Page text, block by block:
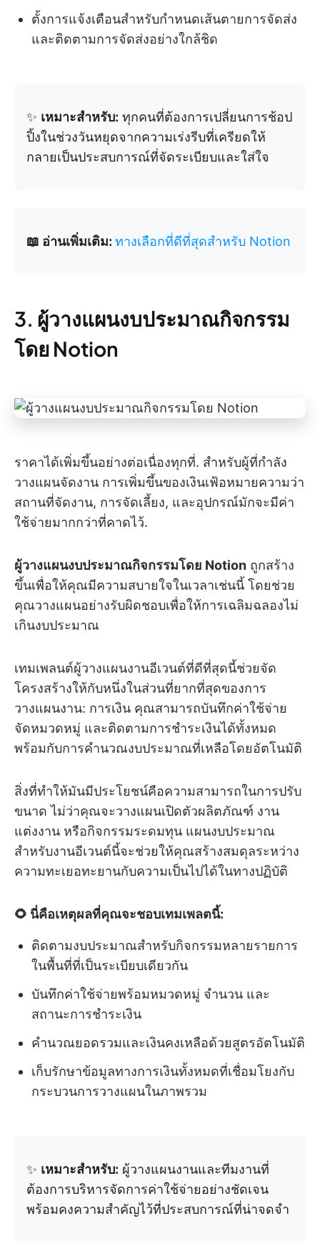
ตั้งการแจ้งเตือนสำหรับกำหนดเส้นตายการจัดส่ง
และติดตามการจัดส่งอย่างใกล้ชิด
✨ เหมาะสำหรับ: ทุกคนที่ต้องการเปลี่ยนการช้อป
ปิ้งในช่วงวันหยุดจากความเร่งรีบที่เครียดให้
กลายเป็นประสบการณ์ที่จัดระเบียบและใส่ใจ
📖 อ่านเพิ่มเติม: ทางเลือกที่ดีที่สุดสำหรับ Notion
3. ผู้วางแผนงบประมาณกิจกรรม
โดย Notion
ราคาได้เพิ่มขึ้นอย่างต่อเนื่องทุกที่. สำหรับผู้ที่กำลัง
วางแผนจัดงาน การเพิ่มขึ้นของเงินเฟ้อหมายความว่า
สถานที่จัดงาน, การจัดเลี้ยง, และอุปกรณ์มักจะมีค่า
ใช้จ่ายมากกว่าที่คาดไว้.
ผู้วางแผนงบประมาณกิจกรรมโดย Notion ถูกสร้าง
ขึ้นเพื่อให้คุณมีความสบายใจในเวลาเช่นนี้ โดยช่วย
คุณวางแผนอย่างรับผิดชอบเพื่อให้การเฉลิมฉลองไม่
เกินงบประมาณ
เทมเพลนต์ผู้วางแผนงานอีเวนต์ที่ดีที่สุดนี้ช่วยจัด
โครงสร้างให้กับหนึ่งในส่วนที่ยากที่สุดของการ
วางแผนงาน: การเงิน คุณสามารถบันทึกค่าใช้จ่าย
จัดหมวดหมู่ และติดตามการชำระเงินได้ทั้งหมด
พร้อมกับการคำนวณงบประมาณที่เหลือโดยอัตโนมัติ
สิ่งที่ทำให้มันมีประโยชน์คือความสามารถในการปรับ
ขนาด ไม่ว่าคุณจะวางแผนเปิดตัวผลิตภัณฑ์ งาน
แต่งงาน หรือกิจกรรมระดมทุน แผนงบประมาณ
สำหรับงานอีเวนต์นี้จะช่วยให้คุณสร้างสมดุลระหว่าง
ความทะเยอทะยานกับความเป็นไปได้ในทางปฏิบัติ
🌻 นี่คือเหตุผลที่คุณจะชอบเทมเพลตนี้:
ติดตามงบประมาณสำหรับกิจกรรมหลายรายการ
ในพื้นที่ที่เป็นระเบียบเดียวกัน
บันทึกค่าใช้จ่ายพร้อมหมวดหมู่ จำนวน และ
สถานะการชำระเงิน
คำนวณยอดรวมและเงินคงเหลือด้วยสูตรอัตโนมัติ
เก็บรักษาข้อมูลทางการเงินทั้งหมดที่เชื่อมโยงกับ
กระบวนการวางแผนในภาพรวม
✨ เหมาะสำหรับ: ผู้วางแผนงานและทีมงานที่
ต้องการบริหารจัดการค่าใช้จ่ายอย่างชัดเจน
พร้อมคงความสำคัญไว้ที่ประสบการณ์ที่น่าจดจำ